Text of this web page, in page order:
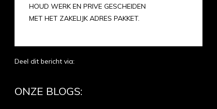
HOUD WERK EN PRIVE GESCHEIDEN
MET HET ZAKELIJK ADRES PAKKET.
Deel dit bericht via:
ONZE BLOGS: